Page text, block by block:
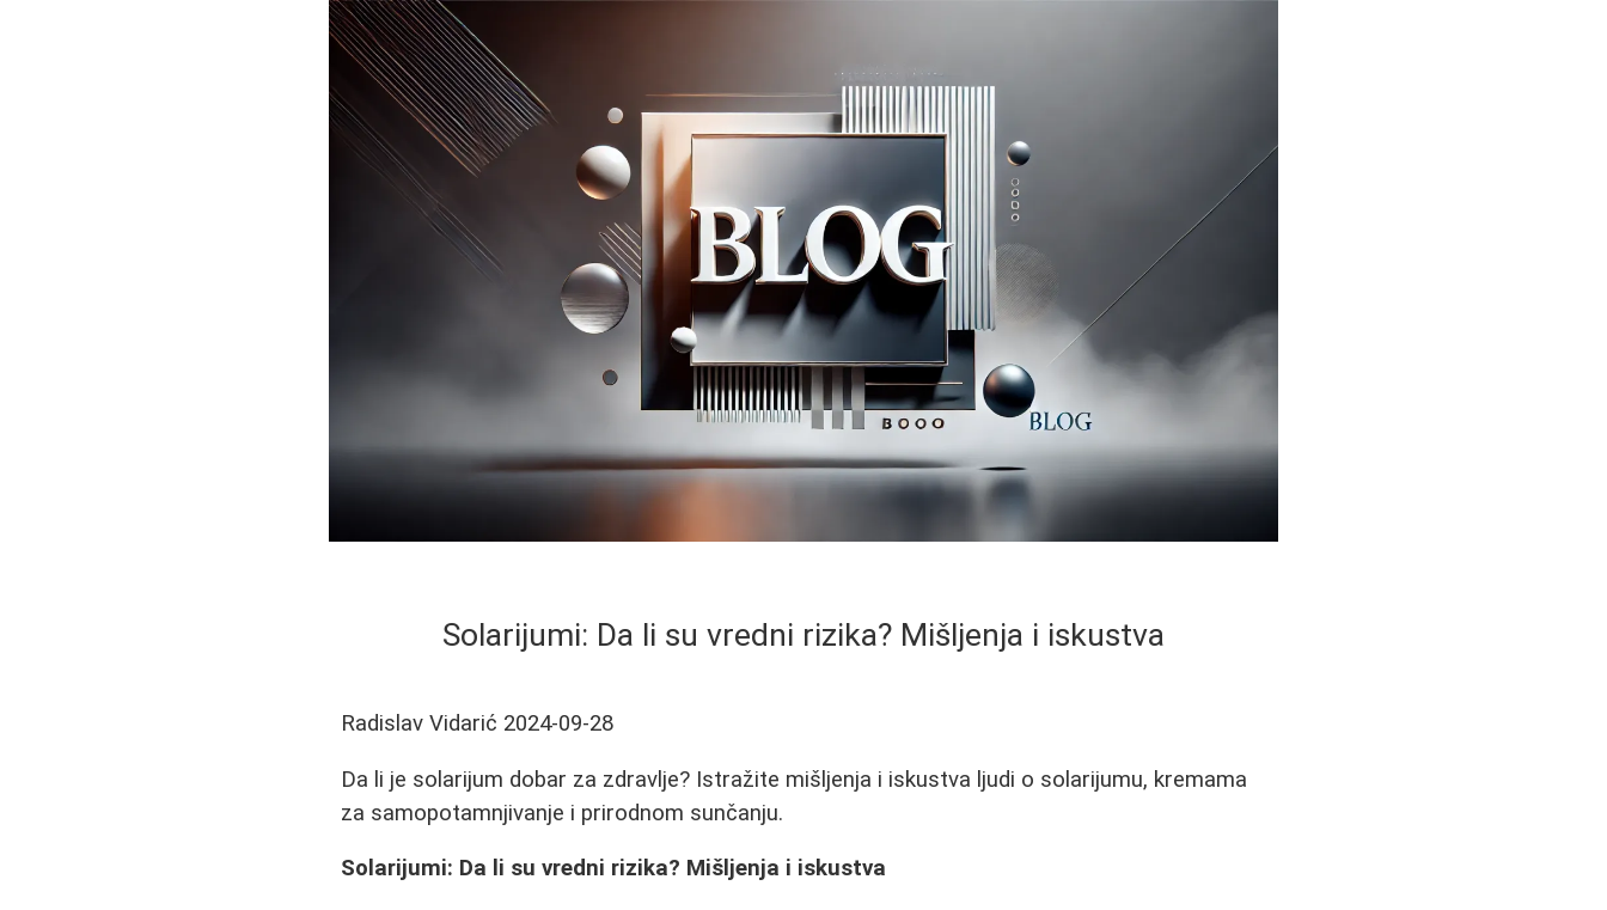
Solarijumi: Da li su vredni rizika? Mišljenja i iskustva
Radislav Vidarić 2024-09-28
Da li je solarijum dobar za zdravlje? Istražite mišljenja i iskustva ljudi o solarijumu, kremama
za samopotamnjivanje i prirodnom sunčanju.
Solarijumi: Da li su vredni rizika? Mišljenja i iskustva